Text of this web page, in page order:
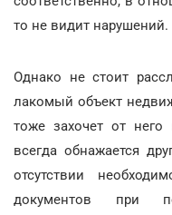
то не видит нарушений.
Однако не стоит
лакомый объект
тоже захочет от него
всегда обнажается
отсутствии
документов при